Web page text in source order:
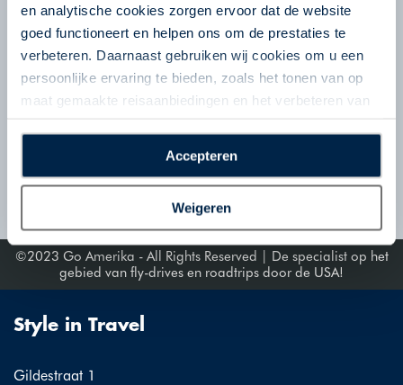
en analytische cookies zorgen ervoor dat de website
goed functioneert en helpen ons om de prestaties te
verbeteren. Daarnaast gebruiken wij cookies om u een
persoonlijke ervaring te bieden, zoals het tonen van op
maat gemaakte reisaanbiedingen en het verbeteren van
plaatsen van alle hierboven beschreven cookies en
technologieën, waarmee persoonlijke gegevens kunnen
worden verzameld. Indien u kiest voor “Weigeren”
plaatsen wij enkel functionele cookies, en zal er geen
sprake zijn van gepersonaliseerde content.
Accepteren
Weigeren
Nieuwsbrief
Schrijf u in voor de nieuwsbrief en ontvang tips
en reisinspiratie voor uw volgende reis!
VERSTUUR
©2023 Go Amerika - All Rights Reserved | De specialist op het
gebied van fly-drives en roadtrips door de USA!
Style in Travel
Gildestraat 1